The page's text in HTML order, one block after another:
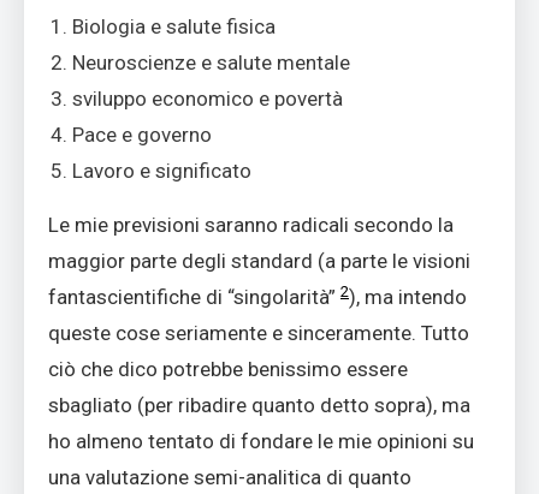
Biologia e salute fisica
Neuroscienze e salute mentale
sviluppo economico e povertà
Pace e governo
Lavoro e significato
Le mie previsioni saranno radicali secondo la
maggior parte degli standard (a parte le visioni
fantascientifiche di “singolarità” 2), ma intendo
queste cose seriamente e sinceramente. Tutto
ciò che dico potrebbe benissimo essere
sbagliato (per ribadire quanto detto sopra), ma
ho almeno tentato di fondare le mie opinioni su
una valutazione semi-analitica di quanto